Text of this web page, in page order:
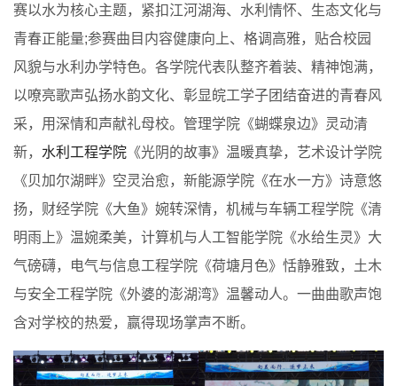
赛以水为核心主题，紧扣江河湖海、水利情怀、生态文化与
青春正能量;参赛曲目内容健康向上、格调高雅，贴合校园
风貌与水利办学特色。各学院代表队整齐着装、精神饱满，
以嘹亮歌声弘扬水韵文化、彰显皖工学子团结奋进的青春风
采，用深情和声献礼母校。管理学院《蝴蝶泉边》灵动清
新， 水利工程学院 《光阴的故事》温暖真挚，艺术设计学院
《贝加尔湖畔》空灵治愈，新能源学院《在水一方》诗意悠
扬，财经学院《大鱼》婉转深情，机械与车辆工程学院《清
明雨上》温婉柔美，计算机与人工智能学院《水给生灵》大
气磅礴，电气与信息工程学院《荷塘月色》恬静雅致，土木
与安全工程学院《外婆的澎湖湾》温馨动人。一曲曲歌声饱
含对学校的热爱，赢得现场掌声不断。